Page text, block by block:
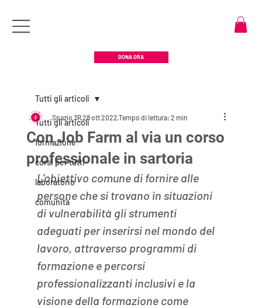
DONA ORA
Tutti gli articoli
formazione
corsi per tutti
laboratorio
comunità
Tutti gli articoli
Con Job Farm al via un corso
professionale in sartoria
Spazio 3R28 ott 2022Tempo di lettura: 2 min
L'obiettivo comune di fornire alle
persone che si trovano in situazioni
di vulnerabilità gli strumenti
adeguati per inserirsi nel mondo del
lavoro, attraverso programmi di
formazione e percorsi
professionalizzanti inclusivi e la
visione della formazione come